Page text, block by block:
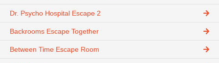
Dr. Psycho Hospital Escape 2
Backrooms Escape Together
Between Time Escape Room